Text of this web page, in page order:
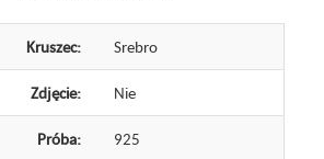
Kruszec: Srebro
Zdjęcie: Nie
Próba: 925